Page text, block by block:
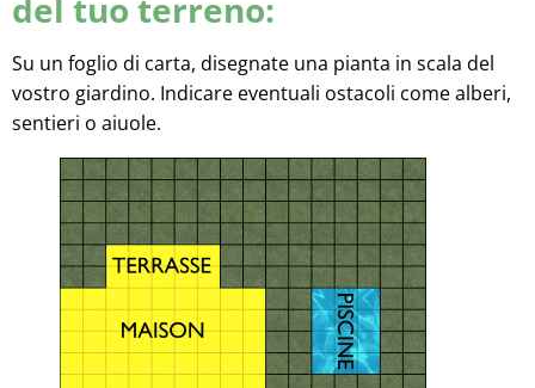
Su un foglio di carta, disegnate una pianta in scala del
vostro giardino. Indicare eventuali ostacoli come alberi,
sentieri o aiuole.